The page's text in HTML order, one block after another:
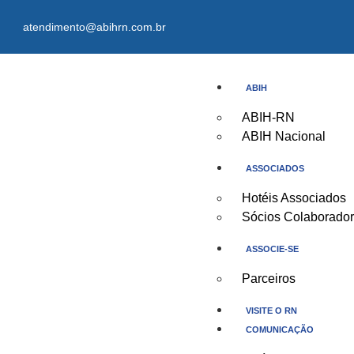
atendimento@abihrn.com.br
ABIH
ABIH-RN
ABIH Nacional
ASSOCIADOS
Hotéis Associados
Sócios
ASSOCIE-SE
Parceiros
VISITE O RN
COMUNICAÇÃO